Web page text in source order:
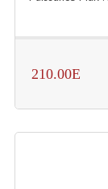
210.00E